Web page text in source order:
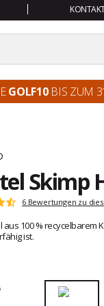
GOLF10BIS ZUM
Skimp
6 Bewertungen zu
aus 100 % recycelbarem
ist.